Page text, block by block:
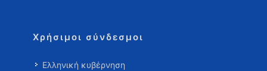
Χρήσιμοι σύνδεσμοι
Ελληνική κυβέρνηση